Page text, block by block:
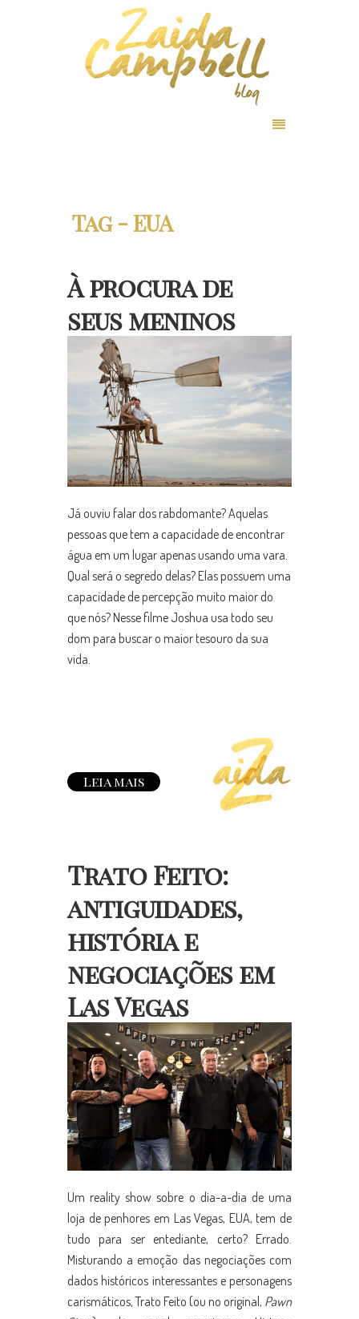
Tag - EUA
À procura de
seus meninos
Já ouviu falar dos rabdomante? Aquelas
pessoas que tem a capacidade de encontrar
água em um lugar apenas usando uma vara.
Qual será o segredo delas? Elas possuem uma
capacidade de percepção muito maior do
que nós? Nesse filme Joshua usa todo seu
dom para buscar o maior tesouro da sua
vida.
Leia mais
Trato Feito:
antiguidades,
história e
negociações em
Las Vegas
Um reality show sobre o dia-a-dia de uma
loja de penhores em Las Vegas, EUA, tem de
tudo para ser entediante, certo? Errado.
Misturando a emoção das negociações com
dados históricos interessantes e personagens
carismáticos, Trato Feito (ou no original, Pawn